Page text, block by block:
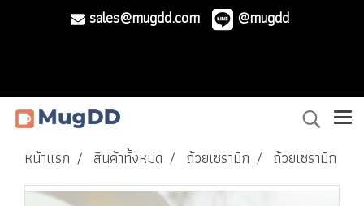
sales@mugdd.com @mugdd
หน้าแรก สินค้าทั้งหมด ถ้วยเซรามิก ถ้วยเซรามิก